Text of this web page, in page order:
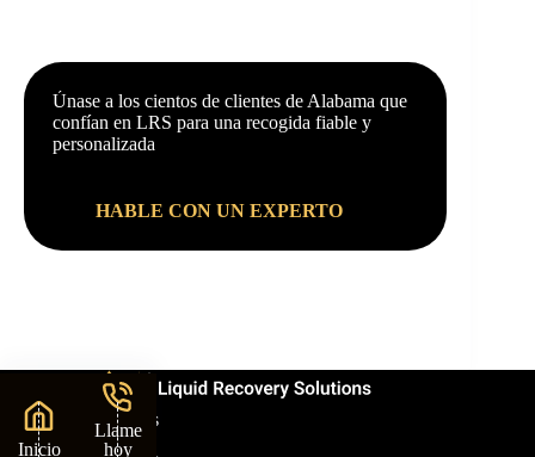
Únase a los cientos de clientes de Alabama que
confían en LRS para una recogida fiable y
personalizada
HABLE CON UN EXPERTO
Nuestras sedes
Georgia
Inicio
Llame
hoy